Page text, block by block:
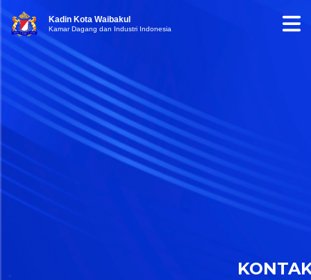
Kadin Kota Waibakul
Kamar Dagang dan Industri Indonesia